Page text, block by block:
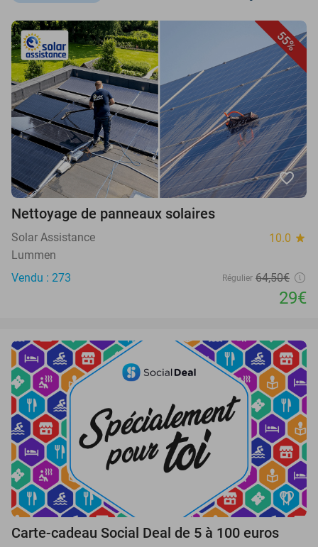
55%
favorite_border
Nettoyage de panneaux solaires
Solar Assistance 10.0 star
Lummen
Vendu : 273
Régulier 64,50€
29€
favorite_border
Carte-cadeau Social Deal de 5 à 100 euros